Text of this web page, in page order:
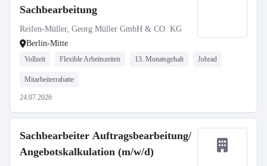
Sachbearbeitung
Reifen-Müller, Georg Müller GmbH & CO. KG
Berlin-Mitte
Vollzeit Flexible Arbeitszeiten 13. Monatsgehalt Jobrad
Mitarbeiterrabatte
24.07.2026
Sachbearbeiter Auftragsbearbeitung/
Angebotskalkulation (m/w/d)